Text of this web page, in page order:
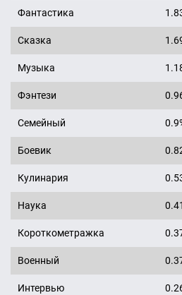
Фантастика
Сказка
Музыка
Фэнтези
Семейный
Боевик
Кулинария
Наука
Короткометражка
Военный
Интервью